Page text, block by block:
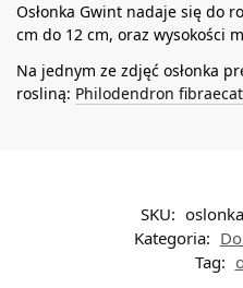
Osłonka Gwint nadaje się do
cm do 12 cm, oraz wysokości
Na jednym ze zdjęć osłonka
rosliną: Philodendron
SKU:
Kategoria:
Tag: